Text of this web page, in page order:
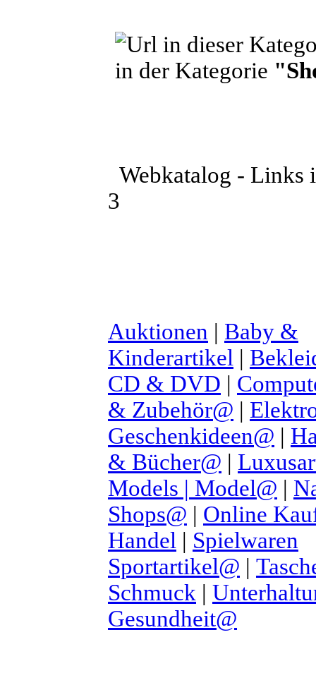
in der Kategorie
Webkatalog - Links
3
Auktionen | Baby &
Kinderartikel |
CD & DVD |
& Zubehör@ |
Geschenkideen@ |
& Bücher@ |
Models | Model@ |
Shops@ | Online
Handel | Spielwaren
Sportartikel@ |
Schmuck |
Gesundheit@